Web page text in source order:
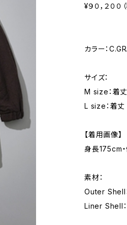
¥９０，２００
カラー：
サイズ：
M size：着
L size：着丈
【着用画像】
身長175cm
素材：
Outer Shell
Liner Shell